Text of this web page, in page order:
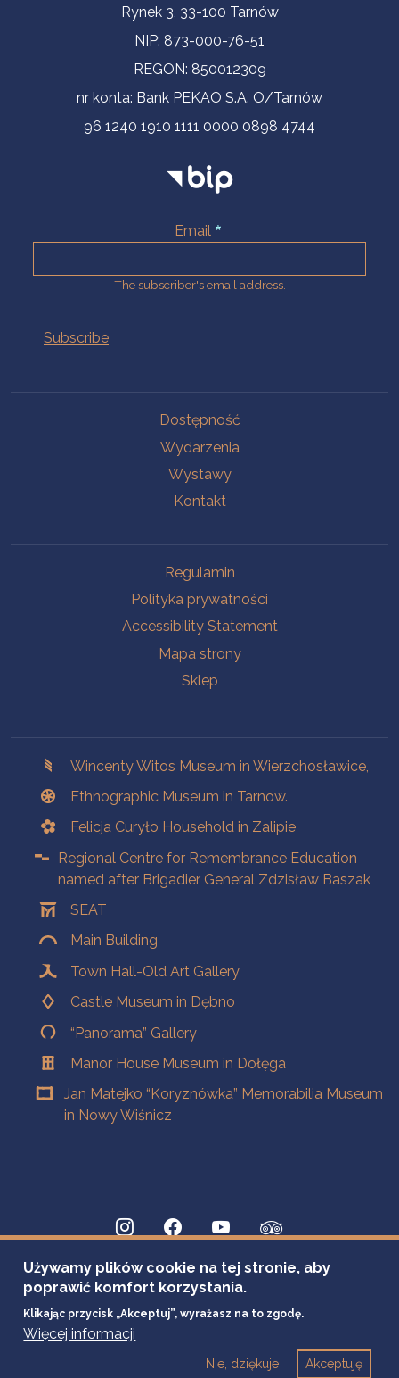
Contact InformationRynek 3, 33-100 Tarnów
NIP: 873-000-76-51
REGON: 850012309
nr konta: Bank PEKAO S.A. O/Tarnów
96 1240 1910 1111 0000 0898 4744
Email
The subscriber's email address.
Dostępność
Wydarzenia
Wystawy
Kontakt
Regulamin
Polityka prywatności
Accessibility Statement
Mapa strony
Sklep
Wincenty Witos Museum in Wierzchosławice,
Ethnographic Museum in Tarnow.
Felicja Curyło Household in Zalipie
Regional Centre for Remembrance Education
named after Brigadier General Zdzisław Baszak
SEAT
Main Building
Town Hall-Old Art Gallery
Castle Museum in Dębno
“Panorama” Gallery
Manor House Museum in Dołęga
Jan Matejko “Koryznówka” Memorabilia Museum
in Nowy Wiśnicz
Używamy plików cookie na tej stronie, aby
poprawić komfort korzystania.
Klikając przycisk „Akceptuj”, wyrażasz na to zgodę.
Więcej informacji
Akceptuję
Nie, dziękuje